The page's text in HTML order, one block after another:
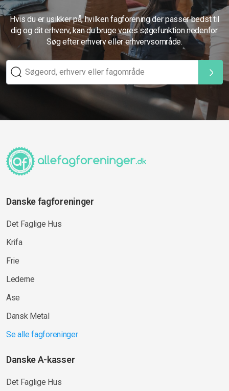
Hvis du er usikker på, hvilken fagforening der passer bedst til
dig og dit erhverv, kan du bruge vores søgefunktion nedenfor.
Søg efter erhverv eller erhvervsområde.
Danske fagforeninger
Det Faglige Hus
Krifa
Frie
Lederne
Ase
Dansk Metal
Se alle fagforeninger
Danske A-kasser
Det Faglige Hus